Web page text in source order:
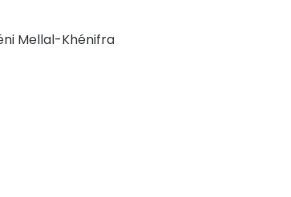
Mellal-Khénifra